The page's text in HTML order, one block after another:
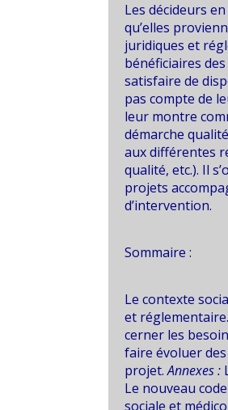
Les décideurs
qu’elles
juridiques et
bénéficiaires
satisfaire de
pas compte de
leur montre
démarche
aux différentes
qualité, etc.). Il
projets
d’intervention.
Sommaire :
Le contexte
et
cerner les
faire évoluer
projet.Annexes :
Le nouveau
sociale et